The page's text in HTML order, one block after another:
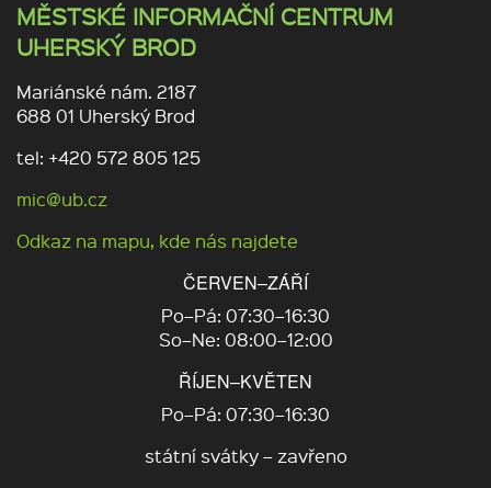
MĚSTSKÉ INFORMAČNÍ CENTRUM
UHERSKÝ BROD
Mariánské nám. 2187
688 01 Uherský Brod
tel: +420 572 805 125
mic@ub.cz
Odkaz na mapu, kde nás najdete
ČERVEN–ZÁŘÍ
Po–Pá: 07:30–16:30
So–Ne: 08:00–12:00
ŘÍJEN–KVĚTEN
Po–Pá: 07:30–16:30
státní svátky – zavřeno